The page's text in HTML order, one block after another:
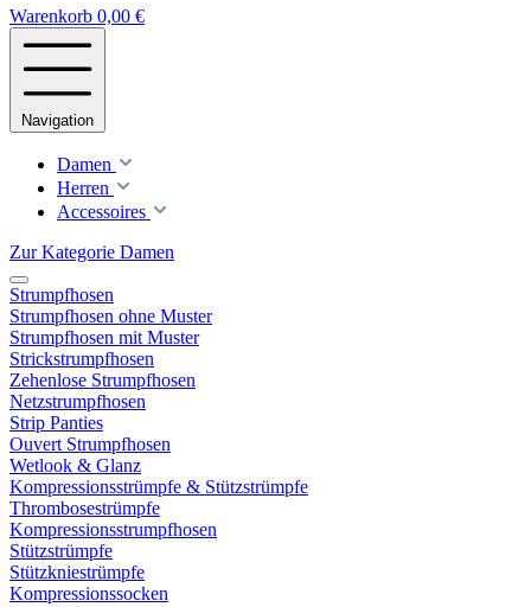
Warenkorb 0,00 €
Navigation
Damen
Herren
Accessoires
Zur Kategorie Damen
Strumpfhosen
Strumpfhosen ohne Muster
Strumpfhosen mit Muster
Strickstrumpfhosen
Zehenlose Strumpfhosen
Netzstrumpfhosen
Strip Panties
Ouvert Strumpfhosen
Wetlook & Glanz
Kompressionsstrümpfe & Stützstrümpfe
Thrombosestrümpfe
Kompressionsstrumpfhosen
Stützstrümpfe
Stützkniestrümpfe
Kompressionssocken